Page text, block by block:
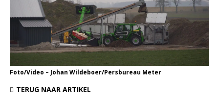
Foto/Video – Johan Wildeboer/Persbureau Meter
TERUG NAAR ARTIKEL